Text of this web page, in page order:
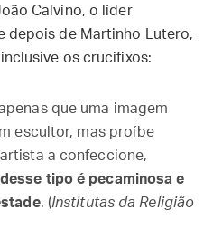
Calvino, o líder
depois de Martinho Lutero,
os crucifixos:
que uma imagem
escultor, mas proíbe
a confeccione,
tipo é pecaminosa e
. (Institutas da Religião